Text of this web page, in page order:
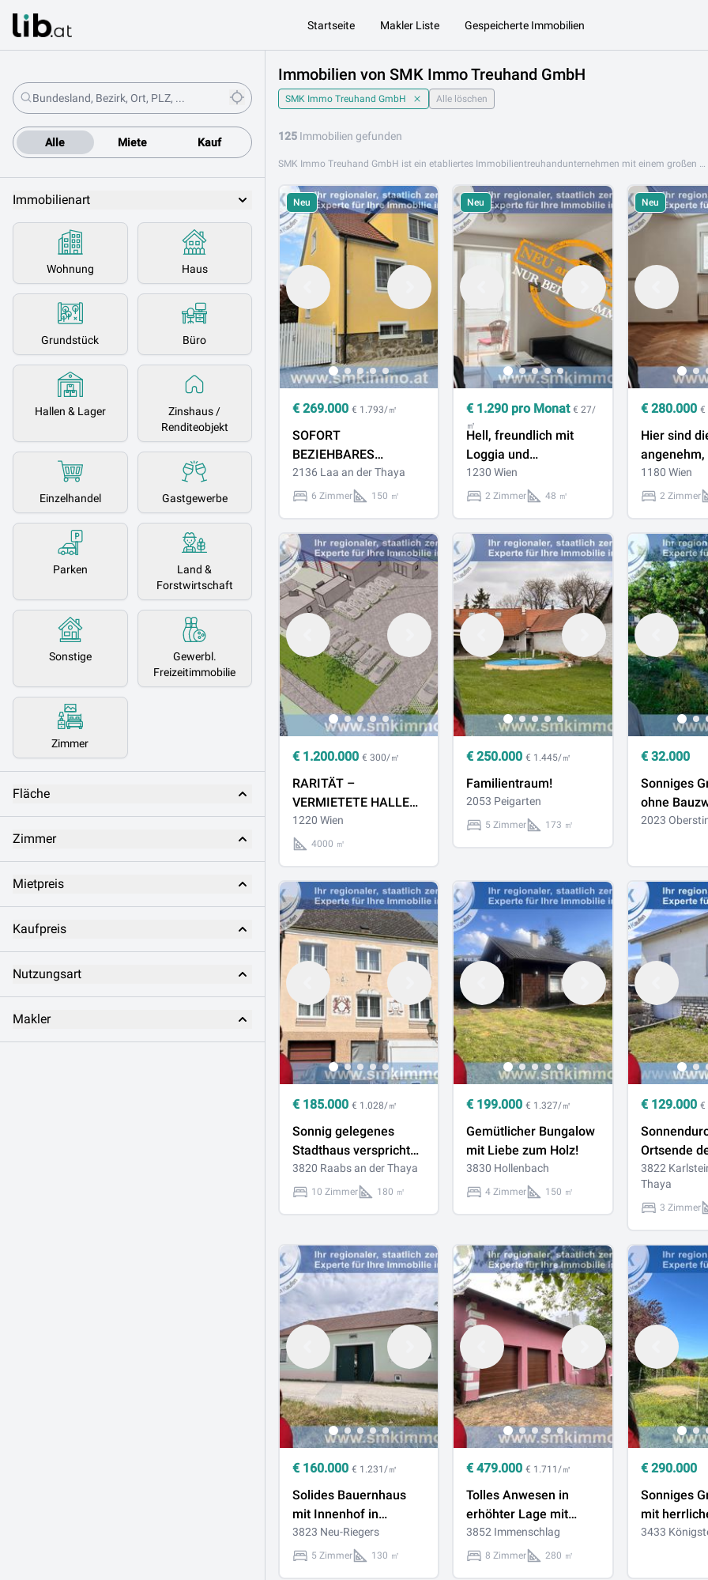
Startseite Makler Liste Gespeicherte Immobilien
Alle Miete Kauf
Immobilienart
Wohnung Haus
Grundstück Büro
Hallen & Lager
Zinshaus /
Renditeobjekt
Einzelhandel Gastgewerbe
Parken
Land &
Forstwirtschaft
Sonstige
Gewerbl.
Freizeitimmobilie
Zimmer
Fläche
Zimmer
Mietpreis
Kaufpreis
Nutzungsart
Makler
Immobilien von SMK Immo Treuhand GmbH
SMK Immo Treuhand GmbH Alle löschen
125 Immobilien gefunden
SMK Immo Treuhand GmbH ist ein etabliertes Immobilientreuhandunternehmen mit einem großen und erfahrenen Team, das seinen Kunden umfassende Dienstleistungen rund um Immobilienvermittlung und -treuhand bietet. Das Unternehmen steht für höchste Seriosität, Rechtssicherheit und professionelle Abwicklung aller Immobilientransaktionen. Jeder Kunde wird individuell und kompetent betreut. Das Portfolio von SMK Immo Treuhand GmbH umfasst Eigentumswohnungen, Mietobjekte, Einfamilienhäuser, Gewerbeobjekte und Anlageimmobilien. Das erfahrene Maklerteam begleitet Käufer, Verkäufer und Mieter durch alle Phasen des Immobilienprozesses. SMK Immo Treuhand GmbH ist an folgenden Standorten aktiv: 3500 Krems an der Donau. Entdecken Sie jetzt das aktuelle Angebot von SMK Immo Treuhand GmbH auf Lib.at und finden Sie Ihre Wunschimmobilie in Krems und der Wachauregion. Das Team steht Ihnen gerne für eine persönliche Beratung zur Verfügung.
Neu
€ 269.000 € 1.793/㎡
SOFORT
BEZIEHBARES
WOHNHAUS IN
TOPZUSTAND!
2136 Laa an der Thaya
6 Zimmer 150 ㎡
Neu
€ 1.290 pro Monat€ 27/
㎡
Hell, freundlich mit
Loggia und
Garagenplatz!
1230 Wien
2 Zimmer 48 ㎡
Neu
€ 280.000 €
Hier sind
angenehm,
Eigentum mit
1180 Wien
2 Zimmer
€ 1.200.000 € 300/㎡
RARITÄT –
VERMIETETE HALLEN
als GESAMTPAKET zu
KAUFEN!
1220 Wien
4000 ㎡
€250.000 € 1.445/㎡
Familientraum!
2053 Peigarten
5 Zimmer 173 ㎡
€ 32.000
Sonniges
ohne
2023
€ 185.000 € 1.028/㎡
Sonnig gelegenes
Stadthaus verspricht
viel Potential!
3820 Raabs an der Thaya
10 Zimmer 180 ㎡
€ 199.000 € 1.327/㎡
Gemütlicher Bungalow
mit Liebe zum Holz!
3830 Hollenbach
4 Zimmer 150 ㎡
€ 129.000 €
Ortsende
3822
Thaya
3 Zimmer
€ 160.000 € 1.231/㎡
Solides Bauernhaus
mit Innenhof in
sonniger Randlage!
3823 Neu-Riegers
5 Zimmer 130 ㎡
€479.000 € 1.711/㎡
Tolles Anwesen in
erhöhter Lage mit
Weitblick!
3852 Immenschlag
8 Zimmer 280 ㎡
€ 290.000
Sonniges
mit
3433